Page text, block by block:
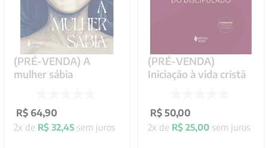
(PRÉ-VENDA) A
mulher sábia
R$ 64,90
2x de R$ 32,45 sem juros
(PRÉ-VENDA)
Iniciação à vida cristã
R$ 50,00
2x de R$ 25,00 sem juros